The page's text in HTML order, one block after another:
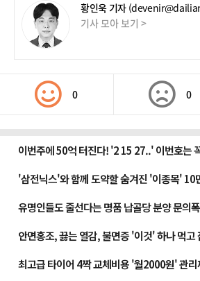
황인욱 기자
기사 모아 보기 >
0 0